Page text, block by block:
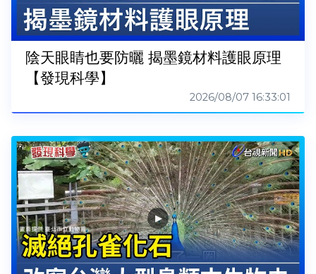
陰天眼睛也要防曬 揭墨鏡材料護眼原理
【發現科學】
2026/08/07 16:33:01